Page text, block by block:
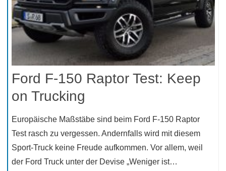
Ford F-150 Raptor Test: Keep
on Trucking
Europäische Maßstäbe sind beim Ford F-150 Raptor
Test rasch zu vergessen. Andernfalls wird mit diesem
Sport-Truck keine Freude aufkommen. Vor allem, weil
der Ford Truck unter der Devise „Weniger ist…